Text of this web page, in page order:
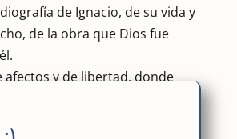
de Ignacio, de su vida y
de la obra que Dios fue
afectos y de libertad, donde